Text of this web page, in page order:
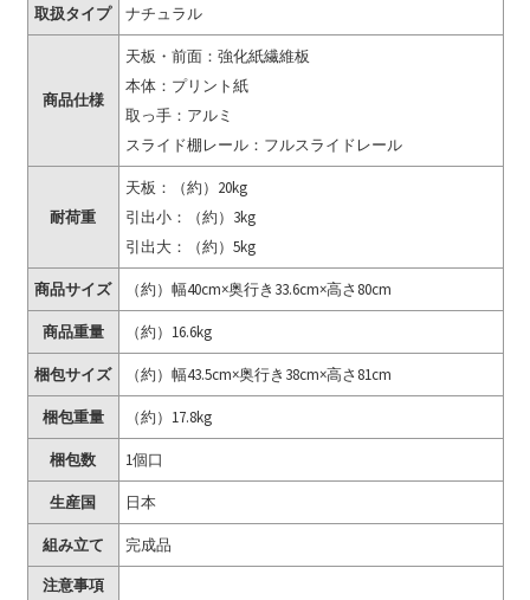
取扱タイプ ナチュラル
商品仕様
天板・前面：強化紙繊維板
本体：プリント紙
取っ手：アルミ
スライド棚レール：フルスライドレール
耐荷重
天板：（約）20kg
引出小：（約）3kg
引出大：（約）5kg
商品サイズ （約）幅40cm×奥行き33.6cm×高さ80cm
商品重量 （約）16.6kg
梱包サイズ （約）幅43.5cm×奥行き38cm×高さ81cm
梱包重量 （約）17.8kg
梱包数 1個口
生産国 日本
組み立て
完成品
注意事項